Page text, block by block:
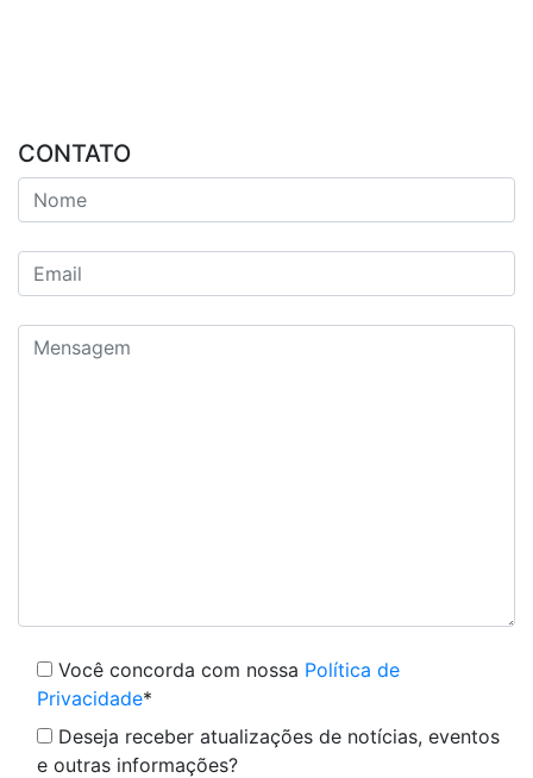
CONTATO
Você concorda com nossa Política de
Privacidade*
Deseja receber atualizações de notícias, eventos
e outras informações?